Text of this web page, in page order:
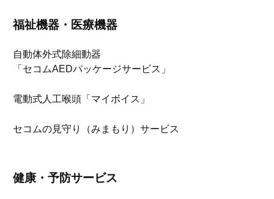
福祉機器・医療機器
自動体外式除細動器
「セコムAEDパッケージサービス」
電動式人工喉頭「マイボイス」
セコムの見守り（みまもり）サービス
健康・予防サービス